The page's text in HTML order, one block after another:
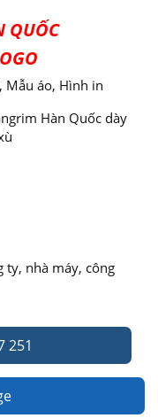
QUỐC
Mẫu áo, Hình in
Hàn Quốc dày
ty, nhà máy, công
251